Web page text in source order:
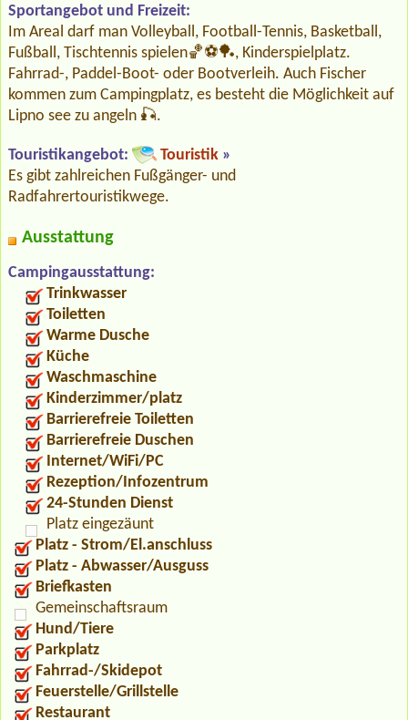
Sportangebot und Freizeit:
Im Areal darf man Volleyball, Football-Tennis, Basketball,
Fußball, Tischtennis spielen🏀⚽🏓, Kinderspielplatz.
Fahrrad-, Paddel-Boot- oder Bootverleih. Auch Fischer
kommen zum Campingplatz, es besteht die Möglichkeit auf
Lipno see zu angeln 🎣.
Touristikangebot: Touristik »
Es gibt zahlreichen Fußgänger- und
Radfahrertouristikwege.
Ausstattung
Campingausstattung:
Trinkwasser
Toiletten
Warme Dusche
Küche
Waschmaschine
Kinderzimmer/platz
Barrierefreie Toiletten
Barrierefreie Duschen
Internet/WiFi/PC
Rezeption/Infozentrum
24-Stunden Dienst
Platz eingezäunt
Platz - Strom/El.anschluss
Platz - Abwasser/Ausguss
Briefkasten
Gemeinschaftsraum
Hund/Tiere
Parkplatz
Fahrrad-/Skidepot
Feuerstelle/Grillstelle
Restaurant